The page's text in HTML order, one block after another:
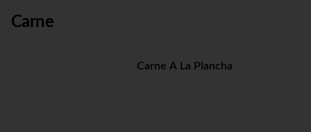
Carne
Carne A La Plancha